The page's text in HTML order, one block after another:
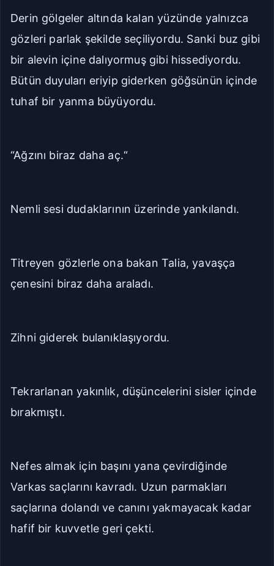
Derin gölgeler altında kalan yüzünde yalnızca
gözleri parlak şekilde seçiliyordu. Sanki buz gibi
bir alevin içine dalıyormuş gibi hissediyordu.
Bütün duyuları eriyip giderken göğsünün içinde
tuhaf bir yanma büyüyordu.
“Ağzını biraz daha aç.“
Nemli sesi dudaklarının üzerinde yankılandı.
Titreyen gözlerle ona bakan Talia, yavaşça
çenesini biraz daha araladı.
Zihni giderek bulanıklaşıyordu.
Tekrarlanan yakınlık, düşüncelerini sisler içinde
bırakmıştı.
Nefes almak için başını yana çevirdiğinde
Varkas saçlarını kavradı. Uzun parmakları
saçlarına dolandı ve canını yakmayacak kadar
hafif bir kuvvetle geri çekti.